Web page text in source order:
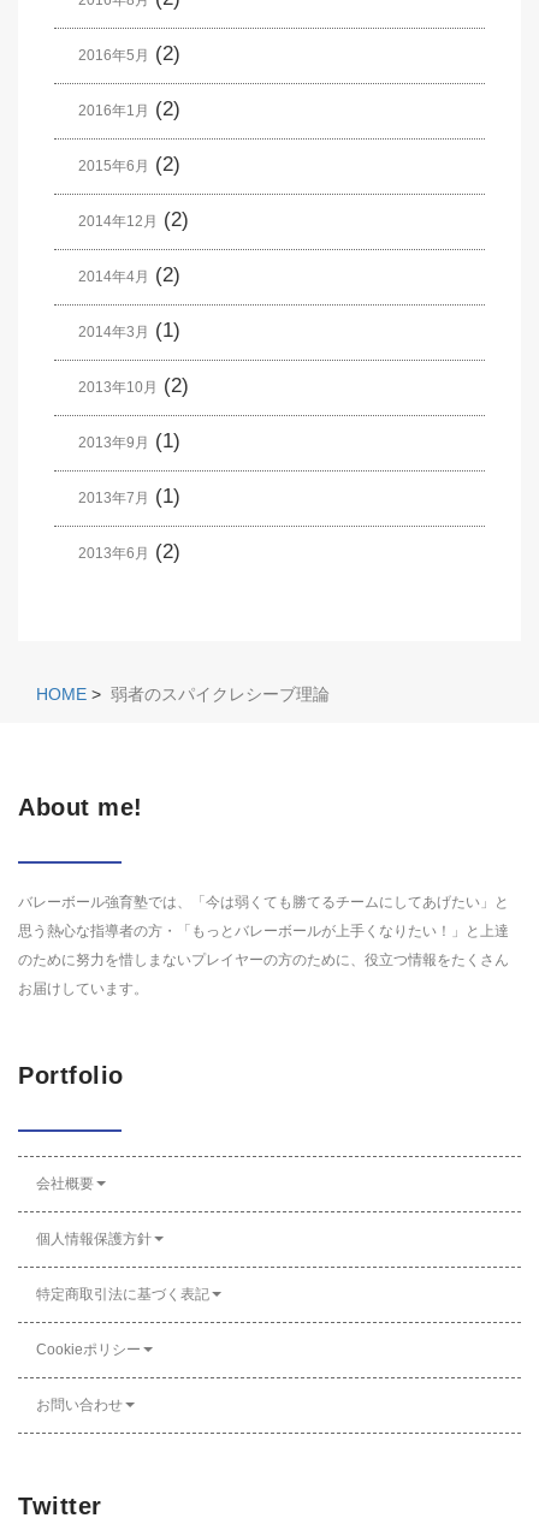
2016年5月 (2)
2016年1月 (2)
2015年6月 (2)
2014年12月 (2)
2014年4月 (2)
2014年3月 (1)
2013年10月 (2)
2013年9月 (1)
2013年7月 (1)
2013年6月 (2)
HOME > 弱者のスパイクレシーブ理論
About me!
バレーボール強育塾では、「今は弱くても勝てるチームにしてあげたい」と
思う熱心な指導者の方・「もっとバレーボールが上手くなりたい！」と上達
のために努力を惜しまないプレイヤーの方のために、役立つ情報をたくさん
お届けしています。
Portfolio
会社概要
個人情報保護方針
特定商取引法に基づく表記
Cookieポリシー
お問い合わせ
Twitter